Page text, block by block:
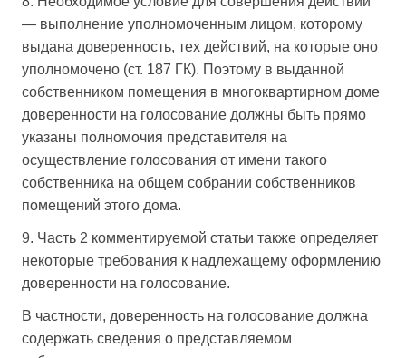
— выполнение уполномоченным лицом, которому
выдана доверенность, тех действий, на которые оно
уполномочено (ст. 187 ГК). Поэтому в выданной
собственником помещения в многоквартирном доме
доверенности на голосование должны быть прямо
указаны полномочия представителя на
осуществление голосования от имени такого
собственника на общем собрании собственников
помещений этого дома.
9. Часть 2 комментируемой статьи также определяет
некоторые требования к надлежащему оформлению
доверенности на голосование.
В частности, доверенность на голосование должна
содержать сведения о представляемом